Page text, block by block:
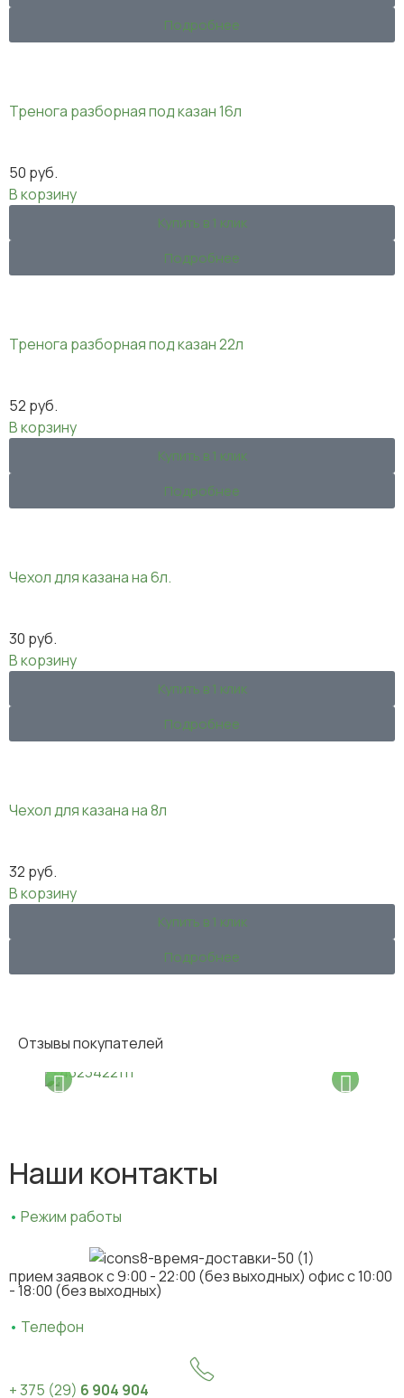
Подробнее
Тренога разборная под казан 16л
50 руб.
В корзину
Купить в 1 клик
Подробнее
Тренога разборная под казан 22л
52 руб.
В корзину
Купить в 1 клик
Подробнее
Чехол для казана на 6л.
30 руб.
В корзину
Купить в 1 клик
Подробнее
Чехол для казана на 8л
32 руб.
В корзину
Купить в 1 клик
Подробнее
Отзывы покупателей
Наши контакты
• Режим работы
прием заявок c 9:00 - 22:00 (без выходных) офис с 10:00
- 18:00 (без выходных)
• Телефон
+ 375 (29) 6 904 904